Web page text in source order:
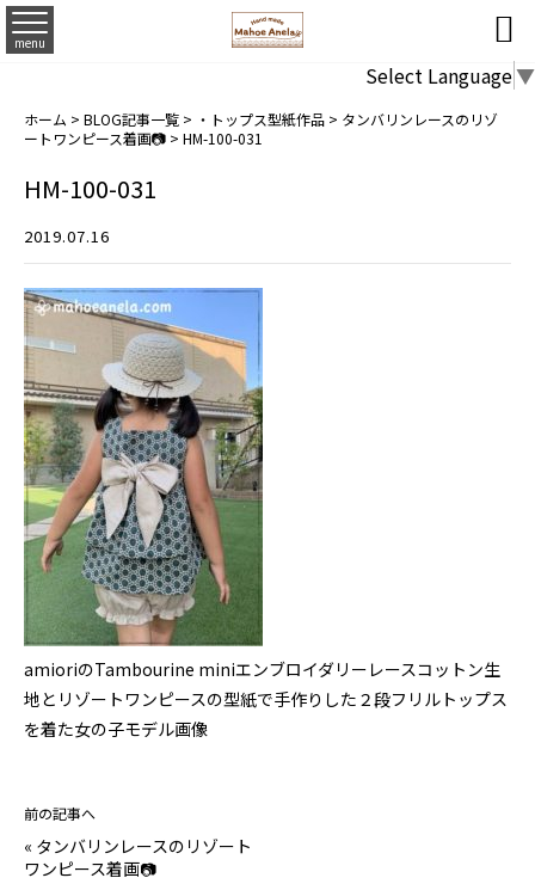
menu 
Select Language▼
ホーム > BLOG記事一覧 > ・トップス型紙作品 > タンバリンレースのリゾ
ートワンピース着画📷 > HM-100-031
HM-100-031
2019.07.16
amioriのTambourine miniエンブロイダリーレースコットン生
地とリゾートワンピースの型紙で手作りした２段フリルトップス
を着た女の子モデル画像
前の記事へ
« タンバリンレースのリゾート
ワンピース着画📷